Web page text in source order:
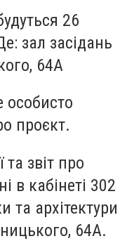
26
зал засідань
64А
особисто
проєкт.
звіт про
в кабінеті 302
та архітектури
64А.